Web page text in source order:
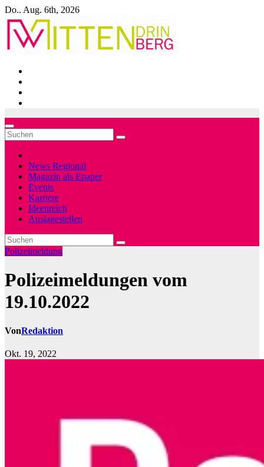
Zum
Inhalt
springen
Do.. Aug. 6th, 2026
News Regional
Magazin als Epaper
Events
Karriere
Ideenreich
Auslagestellen
Polizeimeldung
Polizeimeldungen vom
19.10.2022
VonRedaktion
Okt. 19, 2022